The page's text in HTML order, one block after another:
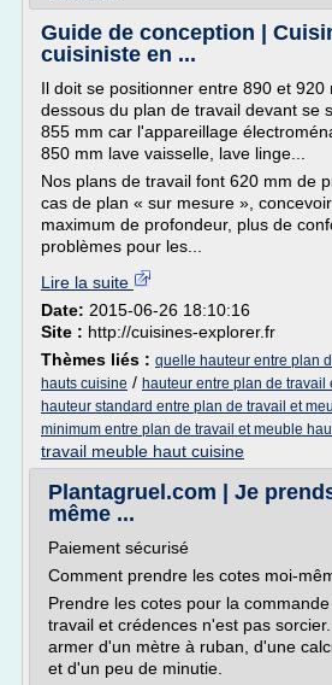
Guide de conception |
cuisiniste en ...
Il doit se positionner entre 890 et 920
dessous du plan de travail devant se
855 mm car l'appareillage
850 mm lave vaisselle, lave linge...
Nos plans de travail font 620 mm de
cas de plan « sur mesure »,
maximum de profondeur, plus de
problèmes pour les...
Lire la suite
Date: 2015-06-26 18:10:16
Site : http://cuisines-explorer.fr
Thèmes liés : quelle hauteur entre plan
hauts cuisine / hauteur entre plan de
hauteur standard entre plan de travail et
minimum entre plan de travail et meuble
travail meuble haut cuisine
Plantagruel.com | Je
même ...
Paiement sécurisé
Comment prendre les cotes moi-
Prendre les cotes pour la
travail et crédences n'est pas
armer d'un mètre à ruban, d'une
et d'un peu de minutie.